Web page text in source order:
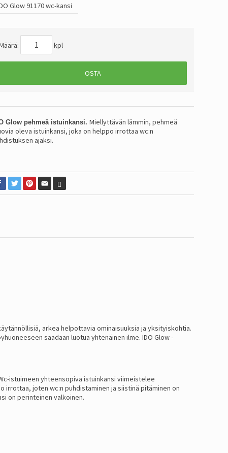
Glow 91170 wc-kansi
kpl
OSTA
Glow pehmeä istuinkansi. Miellyttävän lämmin, pehmeä
oleva istuinkansi, joka on helppo irrottaa wc:n
ajaksi.
arkea helpottavia ominaisuuksia ja yksityiskohtia.
saadaan luotua yhtenäinen ilme. IDO Glow -
istuimeen yhteensopiva istuinkansi viimeistelee
irrottaa, joten wc:n puhdistaminen ja siistinä pitäminen on
on perinteinen valkoinen.